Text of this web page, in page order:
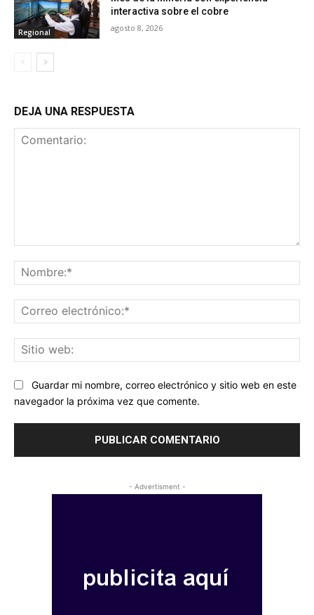
Regional
interactiva sobre el cobre
agosto 8, 2026
DEJA UNA RESPUESTA
Guardar mi nombre, correo electrónico y sitio web en este
navegador la próxima vez que comente.
- Advertisment -